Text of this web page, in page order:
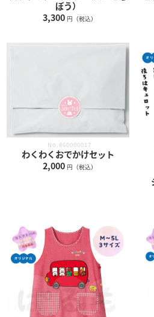
ぼう）
3,300 円（税込）
No.860000017
わくわくおでかけセット
2,000 円（税込）